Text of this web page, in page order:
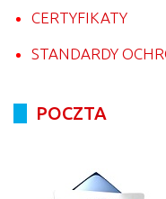
CERTYFIKATY
STANDARDY
POCZTA